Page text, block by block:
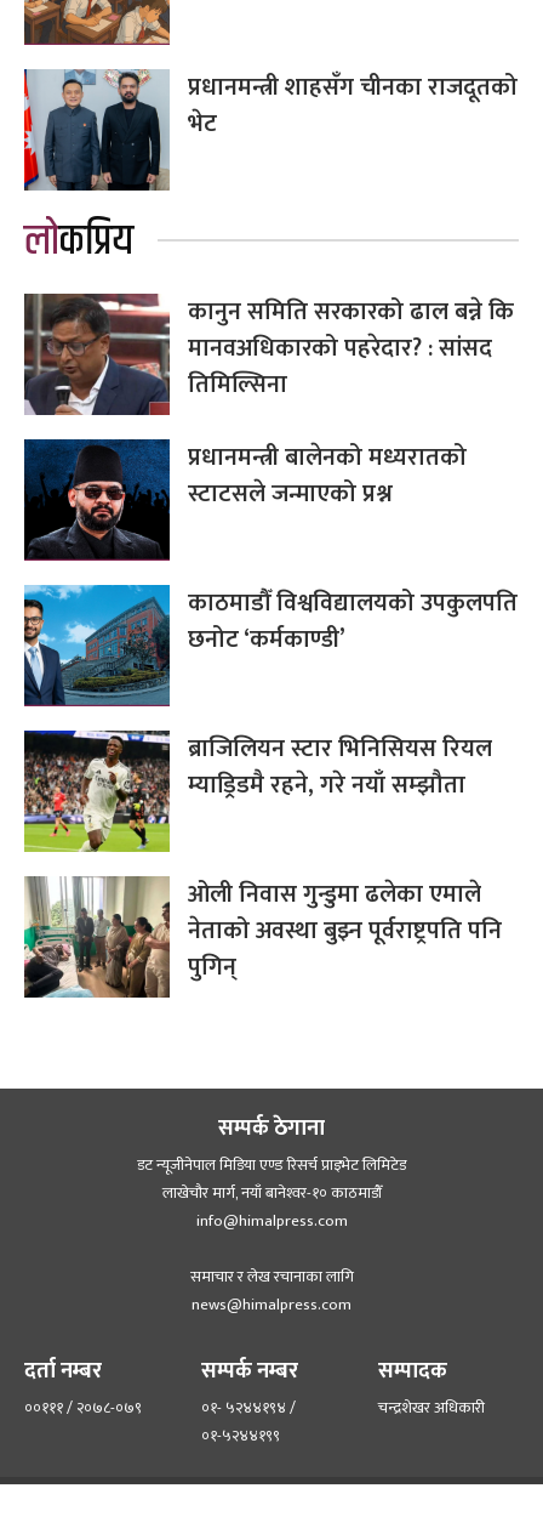
प्रधानमन्त्री शाहसँग चीनका राजदूतको
भेट
लोकप्रिय
कानुन समिति सरकारको ढाल बन्ने कि
मानवअधिकारको पहरेदार? : सांसद
तिमिल्सिना
प्रधानमन्त्री बालेनको मध्यरातको
स्टाटसले जन्माएको प्रश्न
काठमाडौँ विश्वविद्यालयको उपकुलपति
छनोट ‘कर्मकाण्डी’
ब्राजिलियन स्टार भिनिसियस रियल
म्याड्रिडमै रहने, गरे नयाँ सम्झौता
ओली निवास गुन्डुमा ढलेका एमाले
नेताको अवस्था बुझ्न पूर्वराष्ट्रपति पनि
पुगिन्
सम्पर्क ठेगाना
डट न्यूजीनेपाल मिडिया एण्ड रिसर्च प्राइभेट लिमिटेड
लाखेचौर मार्ग, नयाँ बानेश्‍वर-१० काठमाडौँ
info@himalpress.com
समाचार र लेख रचानाका लागि
news@himalpress.com
दर्ता नम्बर
००१११ / २०७८-०७९
सम्पर्क नम्बर
०१- ५२४४१९४ /
०१-५२४४१९९
सम्पादक
चन्द्रशेखर अधिकारी